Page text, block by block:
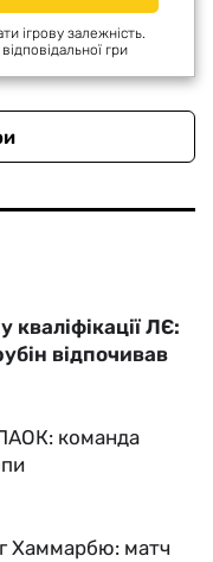
ігрову залежність.
гри
кваліфікації ЛЄ:
відпочивав
команда
Хаммарбю: матч